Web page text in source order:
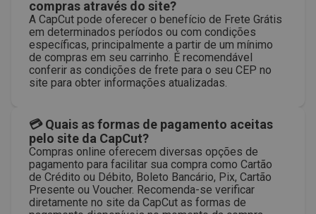
compras através do site?
A CapCut pode oferecer o benefício de Frete Grátis
em determinados períodos ou com condições
específicas, principalmente a partir de um mínimo
de compras em seu carrinho. É recomendável
conferir as condições de frete para o seu CEP no
site para obter informações atualizadas.
💳 Quais as formas de pagamento aceitas
pelo site da CapCut?
Compras online oferecem diversas opções de
pagamento para facilitar sua compra como Cartão
de Crédito ou Débito, Boleto Bancário, Pix, Cartão
Presente ou Voucher. Recomenda-se verificar
diretamente no site da CapCut as formas de